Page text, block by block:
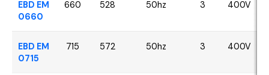
EBD EM
0660
660 528 50hz 3 400V
EBD EM
0715
715 572 50hz 3 400V